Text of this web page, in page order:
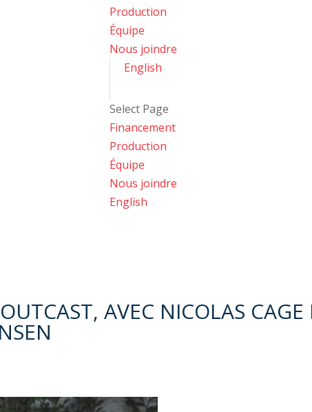
Production
Équipe
Nous joindre
English
Select Page
Financement
Production
Équipe
Nous joindre
English
AVEC NICOLAS CAGE